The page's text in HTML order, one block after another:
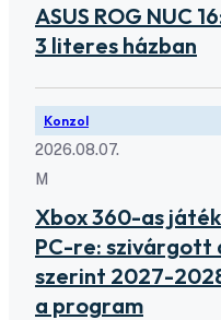
ASUS ROG NUC
3 literes házban
Konzol
2026.08.07.
M
Xbox 360-as
PC-re: szivárgott
szerint 2027-
a program